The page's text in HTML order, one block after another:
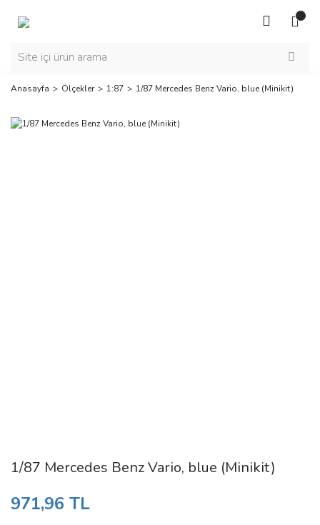
Anasayfa Ölçekler 1:87 1/87 Mercedes Benz Vario, blue (Minikit)
1/87 Mercedes Benz Vario, blue (Minikit)
971,96 TL